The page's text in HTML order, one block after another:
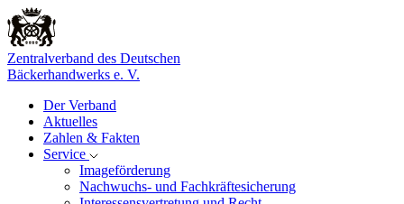
Zentralverband des Deutschen
Bäckerhandwerks e. V.
Der Verband
Aktuelles
Zahlen & Fakten
Service
Imageförderung
Nachwuchs- und Fachkräftesicherung